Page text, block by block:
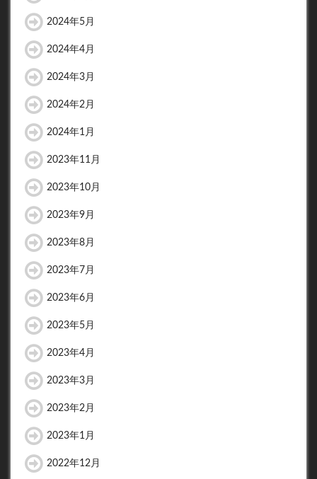
2024年5月
2024年4月
2024年3月
2024年2月
2024年1月
2023年11月
2023年10月
2023年9月
2023年8月
2023年7月
2023年6月
2023年5月
2023年4月
2023年3月
2023年2月
2023年1月
2022年12月